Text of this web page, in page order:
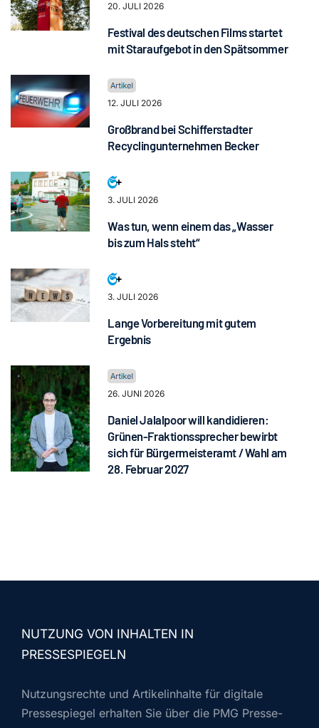
20. JULI 2026
Festival des deutschen Films startet
mit Staraufgebot in den Spätsommer
12. JULI 2026
Großbrand bei Schifferstadter
Recyclingunternehmen Becker
3. JULI 2026
Was tun, wenn einem das „Wasser
bis zum Hals steht“
3. JULI 2026
Lange Vorbereitung mit gutem
Ergebnis
26. JUNI 2026
Daniel Jalalpoor will kandidieren:
Grünen-Fraktionssprecher bewirbt
sich für Bürgermeisteramt / Wahl am
28. Februar 2027
NUTZUNG VON INHALTEN IN
PRESSESPIEGELN
Nutzungsrechte und Artikelinhalte für digitale
Pressespiegel erhalten Sie über die PMG Presse-